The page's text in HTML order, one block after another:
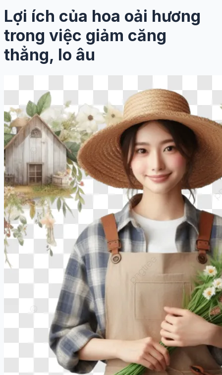
Lợi ích của hoa oải hương
trong việc giảm căng
thẳng, lo âu